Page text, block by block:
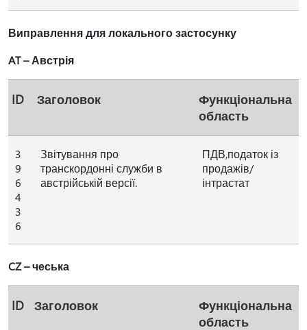
Виправлення для локального застосунку
AT – Австрія
ID Заголовок
Функціональна
область
3
9
6
4
3
6
Звітування про
транскордонні служби в
австрійській версії.
ПДВ,податок із
продажів/
інтрастат
CZ – чеська
ID Заголовок
Функціональна
область